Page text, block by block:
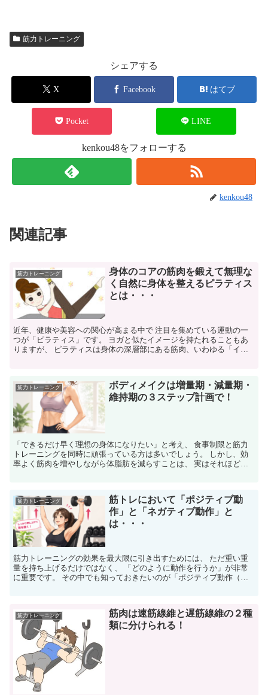
筋力トレーニング
シェアする
X Facebook はてブ
Pocket LINE
kenkou48をフォローする
kenkou48
関連記事
筋力トレーニング
身体のコアの筋肉を鍛えて無理な
く自然に身体を整えるピラティス
とは・・・
近年、健康や美容への関心が高まる中で 注目を集めている運動の一
つが「ピラティス」です。 ヨガと似たイメージを持たれることもあ
りますが、 ピラティスは身体の深層部にある筋肉、いわゆる「イン
筋力トレーニング
ボディメイクは増量期・減量期・
維持期の３ステップ計画で！
「できるだけ早く理想の身体になりたい」と考え、 食事制限と筋力
トレーニングを同時に頑張っている方は多いでしょう。 しかし、効
率よく筋肉を増やしながら体脂肪を減らすことは、 実はそれほど簡
筋力トレーニング
筋トレにおいて「ポジティブ動
作」と「ネガティブ動作」と
は・・・
筋力トレーニングの効果を最大限に引き出すためには、 ただ重い重
量を持ち上げるだけではなく、 「どのように動作を行うか」が非常
に重要です。 その中でも知っておきたいのが「ポジティブ動作（コ
筋力トレーニング
筋肉は速筋線維と遅筋線維の２種
類に分けられる！